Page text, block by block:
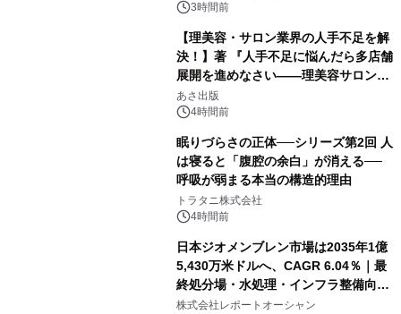
発売3時間前
【理美容・サロン業界の人手不足を解
決！】著 『人手不足に悩んだら多店舗
展開を進めなさい――理美容サロン
「多店舗展開」の教科書』2026年8月
24日（月）発売
あさ出版
4時間前
眠りづらさの正体──シリーズ第2回 人
は寝ると「腹腔の余白」が消える──
呼吸が弱まる本当の構造的理由
トラタニ株式会社
4時間前
日本ジオメンブレン市場は2035年1億
5,430万米ドルへ、CAGR 6.04％｜最
終処分場・水処理・インフラ整備向け
需要拡大
株式会社レポートオーシャン